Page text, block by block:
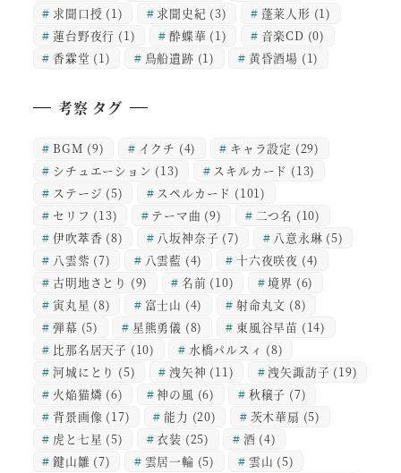
求聞口授 (1) 求聞史紀 (3) 蓬莱人形 (1)
蓮台野夜行 (1) 酔蝶華 (1) 音楽CD (0)
香霖堂 (1) 鳥船遺跡 (1) 黄昏酒場 (1)
考察 タグ
BGM (9) イクチ (4) キャラ設定 (29)
シチュエーション (13) スキルカード (13)
ステージ (5) スペルカード (101)
セリフ (13) テーマ曲 (9) 二つ名 (10)
伊吹萃香 (8) 八坂神奈子 (7) 八意永琳 (5)
八雲紫 (7) 八雲藍 (4) 十六夜咲夜 (4)
古明地さとり (9) 名前 (10) 境界 (6)
寅丸星 (8) 富士山 (4) 射命丸文 (8)
弾幕 (5) 星熊勇儀 (8) 東風谷早苗 (14)
比那名居天子 (10) 水橋パルスィ (8)
河城にとり (5) 洩矢神 (11) 洩矢諏訪子 (19)
火焔猫燐 (6) 神の風 (6) 秋穣子 (7)
背景画像 (17) 能力 (20) 茨木華扇 (5)
虎と七星 (5) 衣装 (25) 酒 (4)
鍵山雛 (7) 雲居一輪 (5) 雲山 (5)